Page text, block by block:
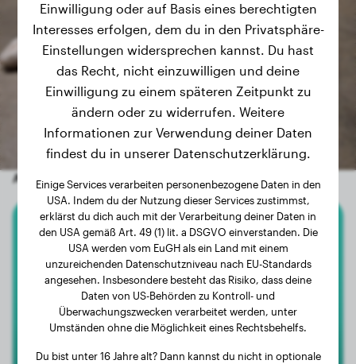
Andere zufällige Hunde
Shetland Sheepdog
Lizzie
Einwilligung oder auf Basis eines berechtigten
Interesses erfolgen, dem du in den Privatsphäre-
Einstellungen widersprechen kannst. Du hast
das Recht, nicht einzuwilligen und deine
Einwilligung zu einem späteren Zeitpunkt zu
ändern oder zu widerrufen. Weitere
Informationen zur Verwendung deiner Daten
findest du in unserer Datenschutzerklärung.
Einige Services verarbeiten personenbezogene Daten in den
USA. Indem du der Nutzung dieser Services zustimmst,
erklärst du dich auch mit der Verarbeitung deiner Daten in
den USA gemäß Art. 49 (1) lit. a DSGVO einverstanden. Die
USA werden vom EuGH als ein Land mit einem
unzureichenden Datenschutzniveau nach EU-Standards
angesehen. Insbesondere besteht das Risiko, dass deine
Daten von US-Behörden zu Kontroll- und
Überwachungszwecken verarbeitet werden, unter
Umständen ohne die Möglichkeit eines Rechtsbehelfs.
Du bist unter 16 Jahre alt? Dann kannst du nicht in optionale